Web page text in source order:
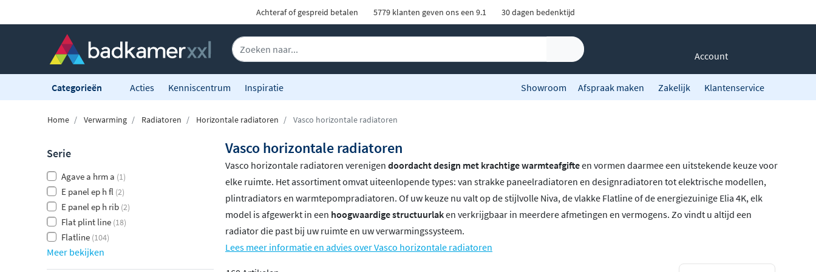
Achteraf of gespreid betalen 5779 klanten geven ons een 9.1 30 dagen bedenktijd
Account
Categorieën Acties Kenniscentrum Inspiratie Showroom Afspraak maken Zakelijk Klantenservice
Home Verwarming Radiatoren Horizontale radiatoren Vasco horizontale radiatoren
Serie
Agave a hrm a (1)
E panel ep h fl (2)
E panel ep h rib (2)
Flat plint line (18)
Flatline (104)
Meer bekijken
Vasco horizontale radiatoren
Vasco horizontale radiatoren verenigen doordacht design met krachtige warmteafgifteen vormen daarmee een uitstekende keuze voor
elke ruimte. Het assortiment omvat uiteenlopende types: van strakke paneelradiatoren en designradiatoren tot elektrische modellen,
plintradiators en warmtepompradiatoren. Of uw keuze nu valt op de stijlvolle Niva, de vlakke Flatline of de energiezuinige Elia 4K, elk
model is afgewerkt in een hoogwaardige structuurlaken verkrijgbaar in meerdere afmetingen en vermogens. Zo vindt u altijd een
radiator die past bij uw ruimte en uw verwarmingssysteem.
Lees meer informatie en advies over Vasco horizontale radiatoren